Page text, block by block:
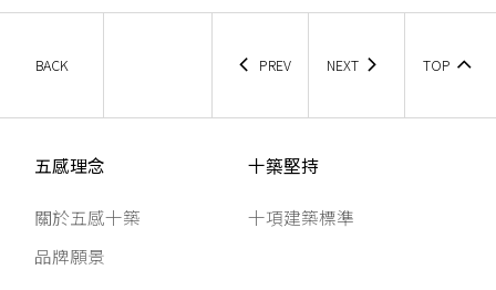
BACK PREV NEXT TOP
五感理念
關於五感十築
品牌願景
十築堅持
十項建築標準